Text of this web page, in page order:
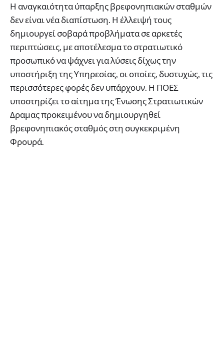
Η αναγκαιότητα ύπαρξης βρεφονηπιακών σταθμών
δεν είναι νέα διαπίστωση. Η έλλειψή τους
δημιουργεί σοβαρά προβλήματα σε αρκετές
περιπτώσεις, με αποτέλεσμα το στρατιωτικό
προσωπικό να ψάχνει για λύσεις δίχως την
υποστήριξη της Υπηρεσίας, οι οποίες, δυστυχώς, τις
περισσότερες φορές δεν υπάρχουν. Η ΠΟΕΣ
υποστηρίζει το αίτημα της Ένωσης Στρατιωτικών
Δραμας προκειμένου να δημιουργηθεί
βρεφονηπιακός σταθμός στη συγκεκριμένη
Φρουρά.